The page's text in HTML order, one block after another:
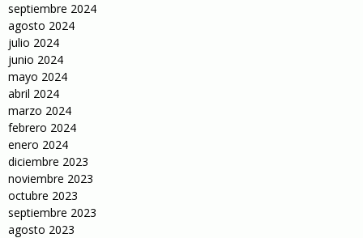
septiembre 2024
agosto 2024
julio 2024
junio 2024
mayo 2024
abril 2024
marzo 2024
febrero 2024
enero 2024
diciembre 2023
noviembre 2023
octubre 2023
septiembre 2023
agosto 2023